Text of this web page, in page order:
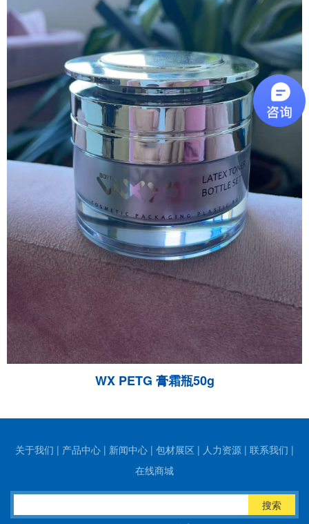
WX PETG 膏霜瓶50g
关于我们 | 产品中心 | 新闻中心 | 包材展区 | 人力资源 | 联系我们 |
在线商城
搜索